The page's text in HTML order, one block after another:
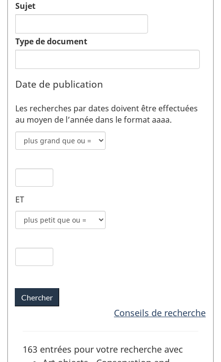
Sujet
Type de document
Date de publication
Les recherches par dates doivent être effectuées
au moyen de l’année dans le format aaaa.
Mode
de
pour
publication
champs
1
Date
1
ET
Mode
de
pour
champs
2
Date
Conseils de recherche
163 entrées pour votre recherche avec